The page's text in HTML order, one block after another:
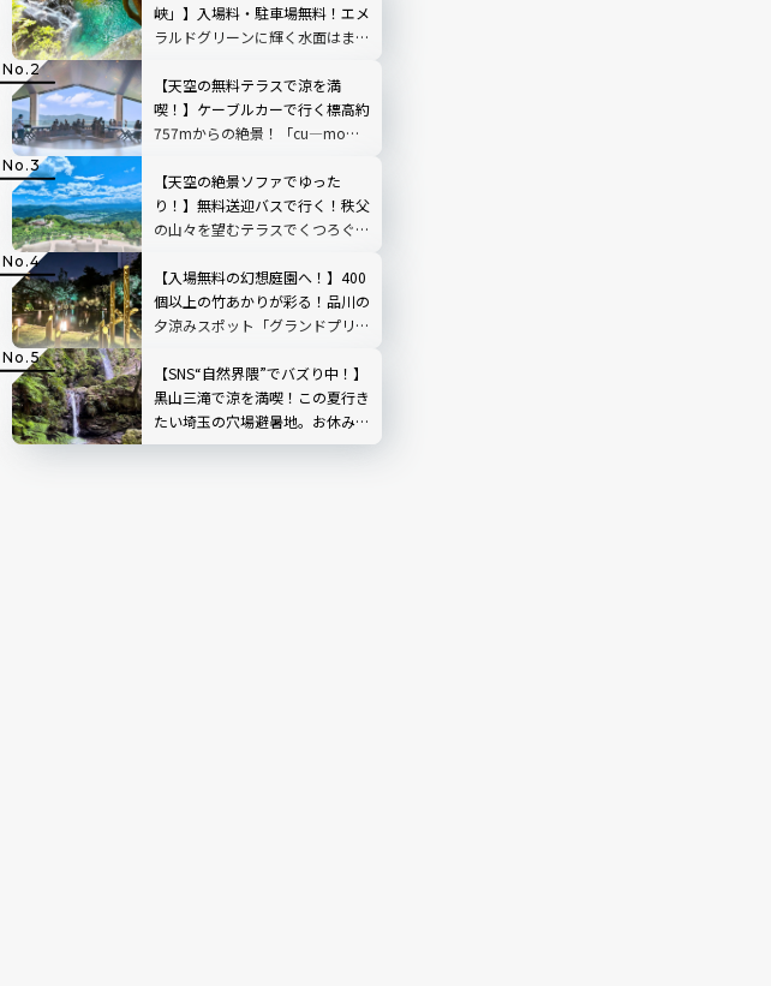
峡」】入場料・駐車場無料！エメ
ラルドグリーンに輝く水面はまる
【天空の無料テラスで涼を満
喫！】ケーブルカーで行く標高約
757mからの絶景！「cu―mo箱
【天空の絶景ソファでゆった
り！】無料送迎バスで行く！秩父
の山々を望むテラスでくつろぐ
レビュー｜埼玉県
【入場無料の幻想庭園へ！】400
個以上の竹あかりが彩る！品川の
夕涼みスポット「グランドプリン
【SNS“自然界隈”でバズり中！】
黒山三滝で涼を満喫！この夏行き
たい埼玉の穴場避暑地。お休み処
で味わう癒やしのひととき｜埼玉